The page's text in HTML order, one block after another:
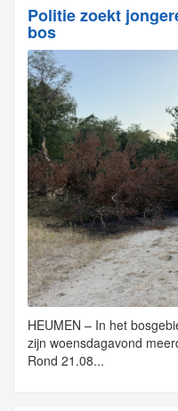
Politie zoekt
bos
HEUMEN – In het
zijn woensdagavond
Rond 21.08...